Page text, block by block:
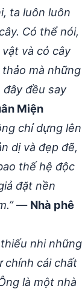
ta luôn luôn
Có thể nói,
và cỏ cây
mà những
đây đều say
Miện
chỉ dựng lên
dị và đẹp đẽ,
thế hệ độc
đặt nền
— Nhà phê
nhi những
chính cái chất
là một nhà